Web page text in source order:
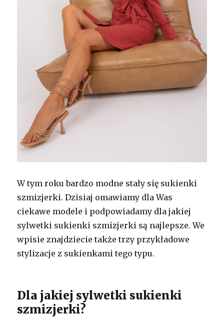
W tym roku bardzo modne stały się sukienki
szmizjerki. Dzisiaj omawiamy dla Was
ciekawe modele i podpowiadamy dla jakiej
sylwetki sukienki szmizjerki są najlepsze. We
wpisie znajdziecie także trzy przykładowe
stylizacje z sukienkami tego typu.
Dla jakiej sylwetki sukienki
szmizjerki?